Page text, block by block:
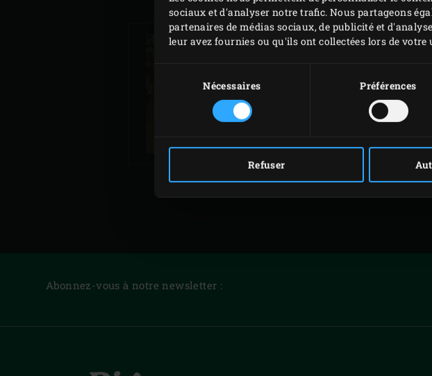
sociaux et d'analyser notre trafic. Nous partageons
partenaires de médias sociaux, de publicité et
leur avez fournies ou qu'ils ont collectées lors de
consentement
Nécessaires Préférences
Refuser
SOUPE DE LÉGUMES
CUITS À LA BRAISE
ET GRILLÉS
Abonnez-vous à notre newsletter :